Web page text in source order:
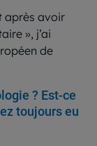
après avoir
», j’ai
de
? Est-ce
toujours eu